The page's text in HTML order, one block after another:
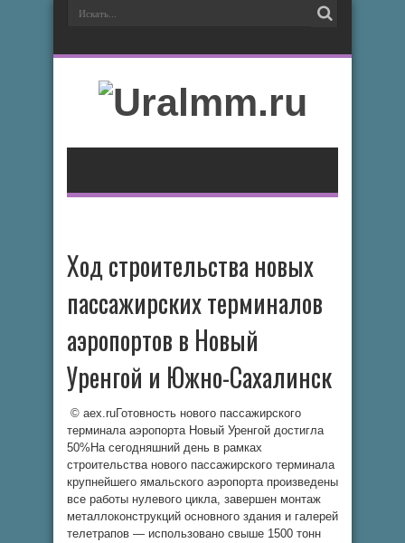
Ход строительства новых
пассажирских терминалов
аэропортов в Новый
Уренгой и Южно-Сахалинск
© aex.ruГотовность нового пассажирского
терминала аэропорта Новый Уренгой достигла
50%На сегодняшний день в рамках
строительства нового пассажирского терминала
крупнейшего ямальского аэропорта произведены
все работы нулевого цикла, завершен монтаж
металлоконструкций основного здания и галерей
телетрапов — использовано свыше 1500 тонн